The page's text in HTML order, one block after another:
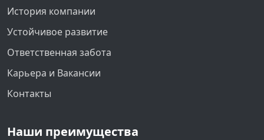
История компании
Устойчивое развитие
Ответственная забота
Карьера и Вакансии
Контакты
Наши преимущества